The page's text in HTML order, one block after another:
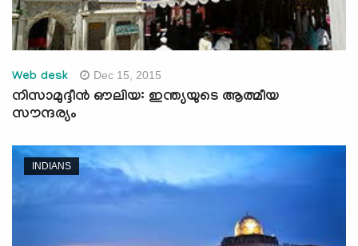
Web desk Dec 15, 2015
നിസാമുദ്ദീന്‍ ഔലിയ: ഇന്ത്യയുടെ ആത്മീയ
സൗന്ദര്യം
INDIANS